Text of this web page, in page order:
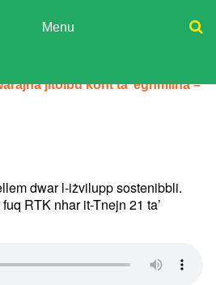
Menu
jitolbu kont ta’ egħmilna –
dwar l-iżvilupp sostenibbli.
RTK nhar it-Tnejn 21 ta’